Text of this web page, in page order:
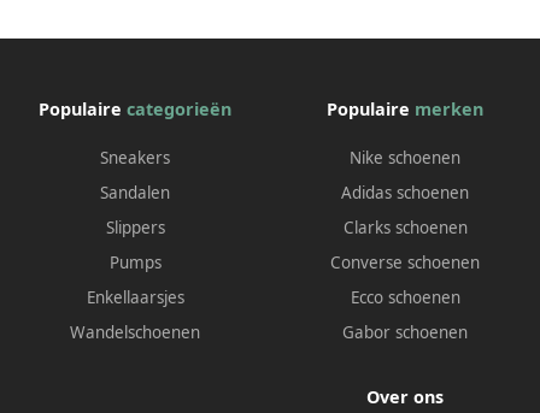
Populaire categorieën
Sneakers
Sandalen
Slippers
Pumps
Enkellaarsjes
Wandelschoenen
Populaire merken
Nike schoenen
Adidas schoenen
Clarks schoenen
Converse schoenen
Ecco schoenen
Gabor schoenen
Over ons